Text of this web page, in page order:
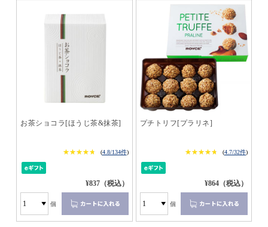
お茶ショコラ[ほうじ茶&抹茶]
★★★★★
★★★★★ (4.8/134件)
¥837（税込）
個
プチトリフ[プラリネ]
★★★★★
★★★★★ (4.7/32件)
¥864（税込）
個